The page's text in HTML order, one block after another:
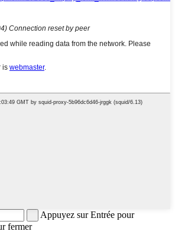
Appuyez sur Entrée pour
fermer